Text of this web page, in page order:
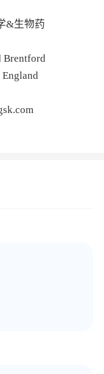
&生物药
Brentford